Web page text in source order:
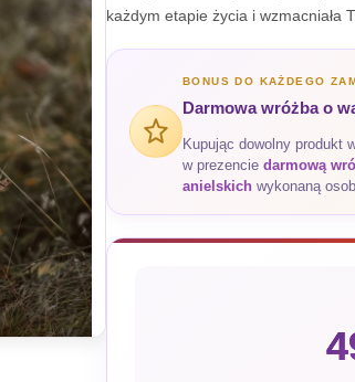
każdym etapie życia i wzmacniała
BONUS DO KAŻDEGO
Darmowa wróżba o
Kupując dowolny produkt
w prezencie darmową
anielskich wykonaną